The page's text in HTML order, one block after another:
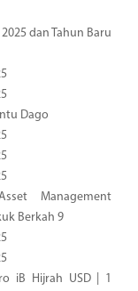
dan Tahun Baru
Dago
Management
Berkah 9
iB Hijrah USD | 1